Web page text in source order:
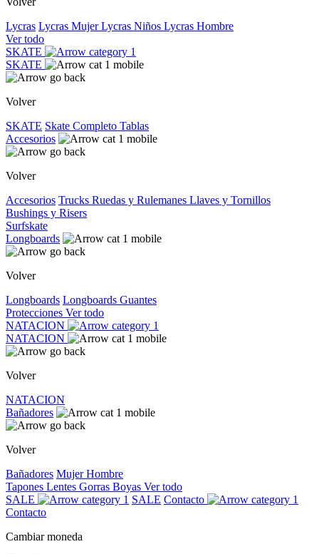
Lycras Lycras MujerLycras Niños Lycras Hombre
Ver todo
SKATE
SKATE
Volver
SKATE Skate Completo Tablas
Accesorios
Volver
Accesorios Trucks Ruedas y Rulemanes Llaves y Tornillos
Bushings y Risers
Surfskate
Longboards
Volver
Longboards Longboards Guantes
Protecciones Ver todo
NATACION
NATACION
Volver
NATACION
Bañadores
Volver
Bañadores MujerHombre
Tapones Lentes Gorras Boyas Ver todo
SALE
SALE Contacto
Contacto
Cambiar moneda